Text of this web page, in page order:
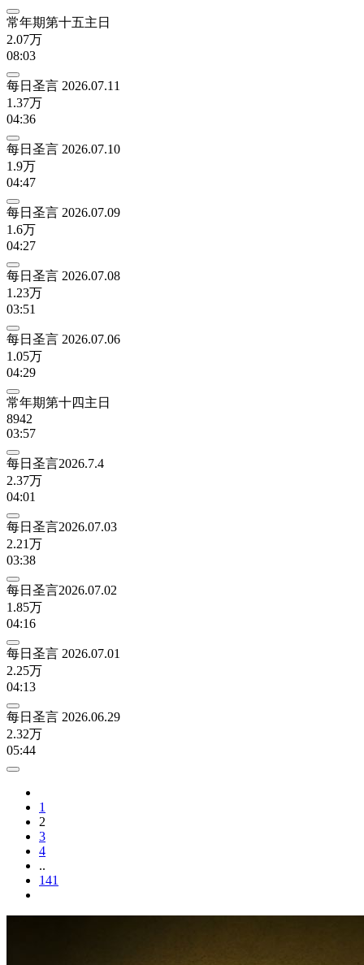
常年期第十五主日
2.07万
08:03
每日圣言 2026.07.11
1.37万
04:36
每日圣言 2026.07.10
1.9万
04:47
每日圣言 2026.07.09
1.6万
04:27
每日圣言 2026.07.08
1.23万
03:51
每日圣言 2026.07.06
1.05万
04:29
常年期第十四主日
8942
03:57
每日圣言2026.7.4
2.37万
04:01
每日圣言2026.07.03
2.21万
03:38
每日圣言2026.07.02
1.85万
04:16
每日圣言 2026.07.01
2.25万
04:13
每日圣言 2026.06.29
2.32万
05:44
1
2
3
4
..
141